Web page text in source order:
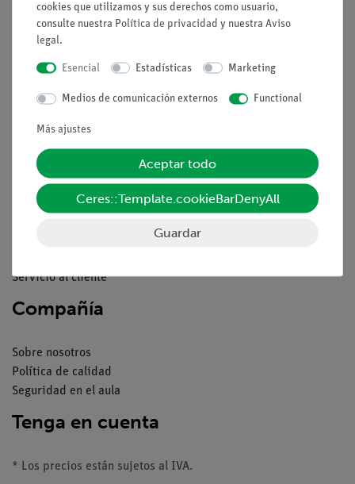
Aviso lega
Contacto
Declaración de privacidad
Pie de imprenta
Servicio
Resumen del servicio
Servicio al cliente
Compañía
Sobre nosotros
Política de calidad
Seguridad en el aula
Tenga en cuenta
* Los precios están sujetos al IVA.
cookies que utilizamos y sus derechos como usuario,
consulte nuestra Política de privacidad y nuestra Aviso
legal.
Esencial Estadísticas Marketing
Medios de comunicación externos Functional
Más ajustes
Aceptar todo
Ceres::Template.cookieBarDenyAll
Guardar